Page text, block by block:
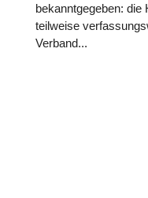
bekanntgegeben: die
teilweise
Verband...